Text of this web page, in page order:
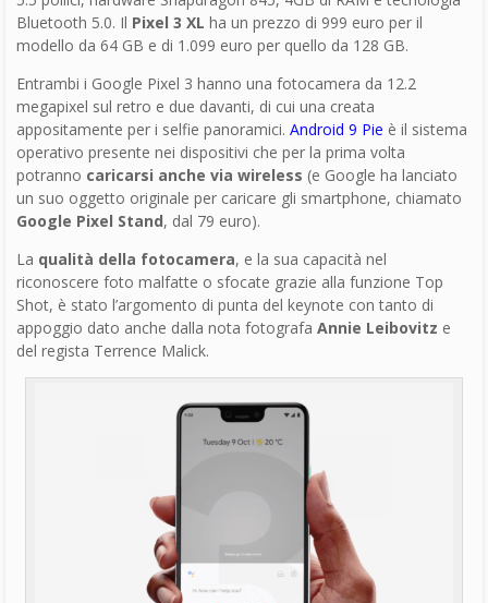
Cosa rimane dell’evento Google
ricordato forse più per Home Hub (una vera innovazione simile a
Facebook Portal) che per gli altri prodotti. Staremo a vedere
quale diventerà di successo, in attesa del prossimo keynote.
Come organizzare un evento di successo
– corrispondente dagli USA
Francesco Marino